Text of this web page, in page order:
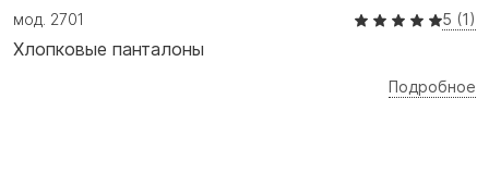
мод. 2701 5 (1)
Хлопковые панталоны
Подробное